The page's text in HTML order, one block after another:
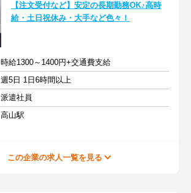
【注文受付など】安定の長期勤務OK♪高時
給・土日祝休み・大手など色々！
時給1300～1400円+交通費支給
週5日 1日6時間以上
派遣社員
高山駅
この企業の求人一覧を見る